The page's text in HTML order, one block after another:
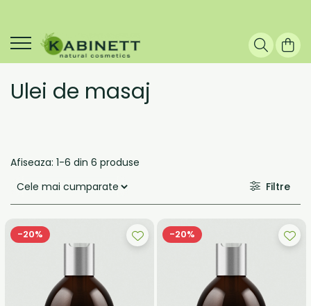
Ulei de masaj
Afiseaza: 1-6 din 6 produse
Filtre
-20% -20%